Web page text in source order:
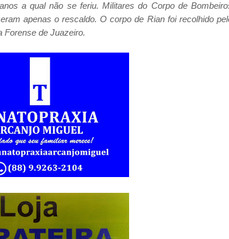
a qual não se feriu. Militares do Corpo de
apenas o rescaldo. O corpo de Rian foi recolhido
Forense de Juazeiro.